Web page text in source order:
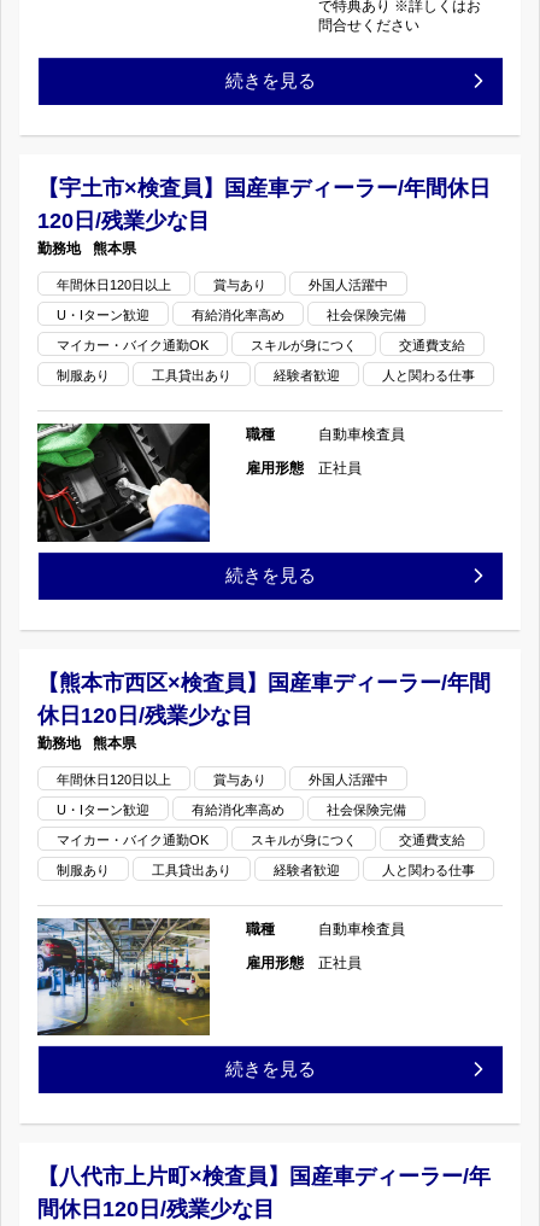
の
全
週
休
日
制/
賞
回
社
用
車
与/
日
祝
み/
期
大
型
メ
イ
ン
で特典あり ※詳しくはお
問合せください
【栃
県
利
市
×
自
検
国
車
デ
ィ
ー/
完
週
続きを見る
【宇土市×検査員】国産車ディーラー/年間休日
120日/残業少な目
熊本県
年間休日120日以上 賞与あり 外国人活躍中
U・Iターン歓迎 有給消化率高め 社会保険完備
マイカー・バイク通勤OK スキルが身につく 交通費支給
制服あり 工具貸出あり 経験者歓迎 人と関わる仕事
職種
自動車検査員
雇用形態
正社員
【宇
市
×
検
査
員】
国
デ
ラ
続きを見る
【熊本市西区×検査員】国産車ディーラー/年間
休日120日/残業少な目
熊本県
年間休日120日以上 賞与あり 外国人活躍中
U・Iターン歓迎 有給消化率高め 社会保険完備
マイカー・バイク通勤OK スキルが身につく 交通費支給
制服あり 工具貸出あり 経験者歓迎 人と関わる仕事
職種
自動車検査員
雇用形態
正社員
【熊
市
西
続きを見る
【八代市上片町×検査員】国産車ディーラー/年
間休日120日/残業少な目